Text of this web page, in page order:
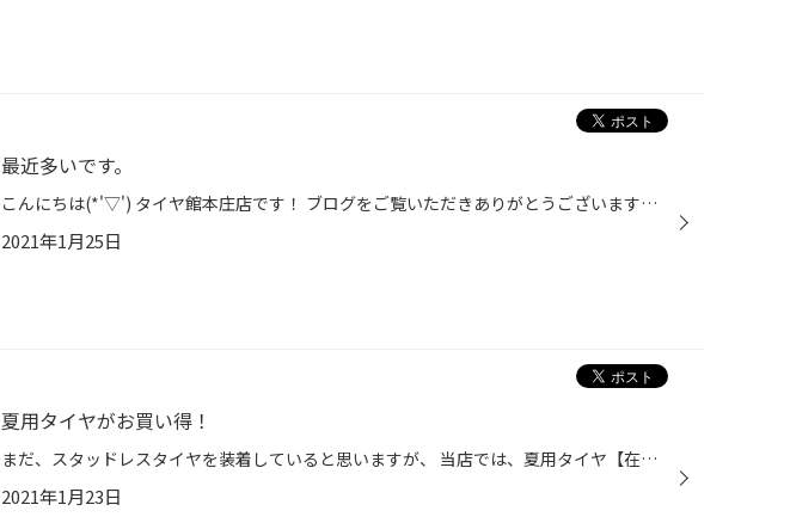
最近多いです。
こんにちは(*'▽') タイヤ館本庄店です！ ブログをご覧いただきありがとうございます！ 最近パンク修理でご来店されるお客様が多いです！ 当店では、パンク修理行っております！ 内面修理、外面修理があります(*'▽') ただ、タイヤがパンクしてしまい ・空気が抜けた状態で長く走行してしまった。 ・...
2021年1月25日
夏用タイヤがお買い得！
まだ、スタッドレスタイヤを装着していると思いますが、 当店では、夏用タイヤ【在庫処分ＳＡＬＥ】を開催致します！ 17年・18年製造品でお買い得価格にて販売致します！ 現品限りになりますので、春先に履き替えと一緒にお考えのお客様は 早めの準備として、ご検討下さい！ 店頭に並んでいない商品...
2021年1月23日